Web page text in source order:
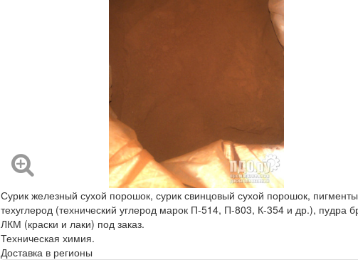
Сурик железный сухой порошок, сурик свинцовый сухой порошок,
техуглерод (технический углерод марок П-514, П-803, К-354 и др.),
ЛКМ (краски и лаки) под заказ.
Техническая химия.
Доставка в регионы